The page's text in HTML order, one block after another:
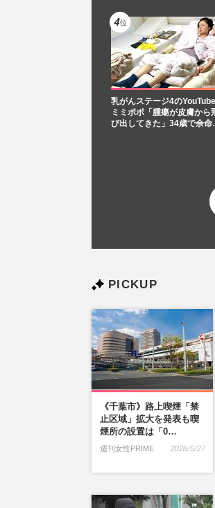
乳がんステージ4の
ミミポポ「腫瘍が皮膚から
び出してきた」34歳で余
PICKUP
《千葉市》路上喫煙「禁
止区域」拡大を発表も喫
煙所の設置は「0…
週刊女性PRIME 2026/5/27